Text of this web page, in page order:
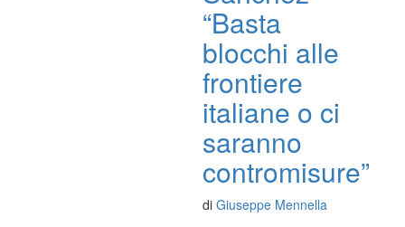
“Basta
blocchi alle
frontiere
italiane o ci
saranno
contromisure”
di Giuseppe Mennella